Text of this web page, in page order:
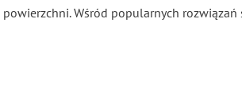
Wśród popularnych rozwiązań